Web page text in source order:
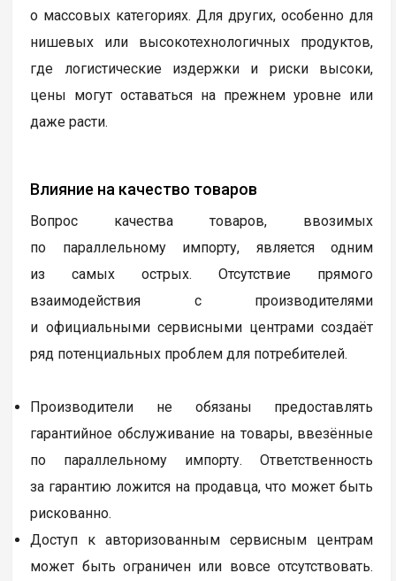
о массовых категориях. Для других, особенно для
нишевых или высокотехнологичных продуктов,
где логистические издержки и риски высоки,
цены могут оставаться на прежнем уровне или
даже расти.
Влияние на качество товаров
Вопрос качества товаров, ввозимых
по параллельному импорту, является одним
из самых острых. Отсутствие прямого
взаимодействия с производителями
и официальными сервисными центрами создаёт
ряд потенциальных проблем для потребителей.
Производители не обязаны предоставлять
гарантийное обслуживание на товары, ввезённые
по параллельному импорту. Ответственность
за гарантию ложится на продавца, что может быть
рискованно.
Доступ к авторизованным сервисным центрам
может быть ограничен или вовсе отсутствовать.